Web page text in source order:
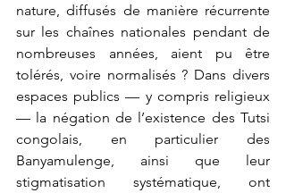
nature, diffusés de manière récurrente
sur les chaînes nationales pendant de
nombreuses années, aient pu être
tolérés, voire normalisés ? Dans divers
espaces publics — y compris religieux
— la négation de l’existence des Tutsi
congolais, en particulier des
Banyamulenge, ainsi que leur
stigmatisation systématique, ont